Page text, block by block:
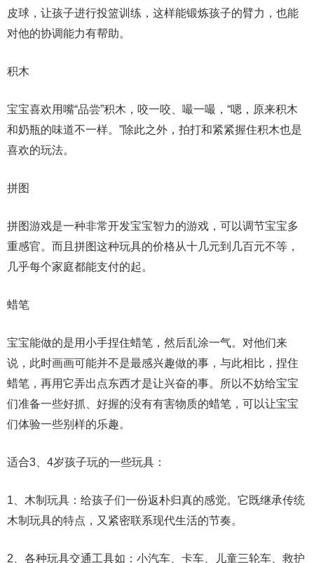
皮球，让孩子进行投篮训练，这样能锻炼孩子的臂力，也能
对他的协调能力有帮助。
积木
宝宝喜欢用嘴“品尝”积木，咬一咬、嘬一嘬，“嗯，原来积木
和奶瓶的味道不一样。”除此之外，拍打和紧紧握住积木也是
喜欢的玩法。
拼图
拼图游戏是一种非常开发宝宝智力的游戏，可以调节宝宝多
重感官。而且拼图这种玩具的价格从十几元到几百元不等，
几乎每个家庭都能支付的起。
蜡笔
宝宝能做的是用小手捏住蜡笔，然后乱涂一气。对他们来
说，此时画画可能并不是最感兴趣做的事，与此相比，捏住
蜡笔，再用它弄出点东西才是让兴奋的事。所以不妨给宝宝
们准备一些好抓、好握的没有有害物质的蜡笔，可以让宝宝
们体验一些别样的乐趣。
适合3、4岁孩子玩的一些玩具：
1、木制玩具：给孩子们一份返朴归真的感觉。它既继承传统
木制玩具的特点，又紧密联系现代生活的节奏。
2、各种玩具交通工具如：小汽车、卡车、儿童三轮车、救护